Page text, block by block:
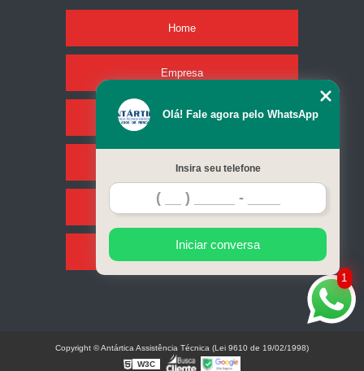
Home
Empresa
Missão
Serviços
Contato
Mapa do site
1
Olá! Fale agora pelo WhatsApp
Insira seu telefone
Iniciar conversa
Copyright © Antártica Assistência Técnica (Lei 9610 de 19/02/1998)
W3C